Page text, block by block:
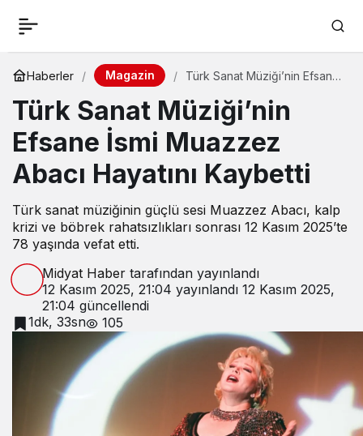
Haberler Magazin
Türk Sanat Müziği’nin Efsane
Kaybetti
Türk Sanat Müziği’nin
Efsane İsmi Muazzez
Abacı Hayatını Kaybetti
Türk sanat müziğinin güçlü sesi Muazzez Abacı, kalp
krizi ve böbrek rahatsızlıkları sonrası 12 Kasım 2025’te
78 yaşında vefat etti.
Midyat Habertarafından yayınlandı
12 Kasım 2025, 21:04 yayınlandı 12 Kasım 2025,
21:04 güncellendi
1dk, 33sn
105